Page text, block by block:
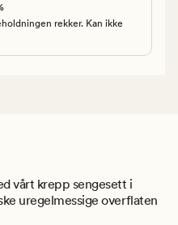
rekker. Kan ikke
vårt krepp sengesett i
uregelmessige overflaten